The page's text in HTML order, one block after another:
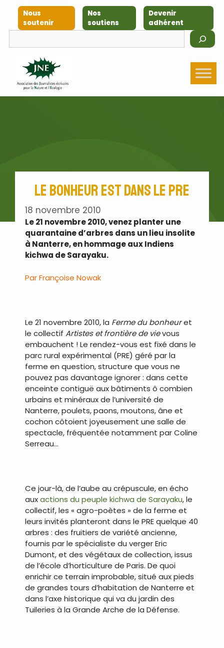
contenu
Nous
soutenir
Nos
soutiens
Devenir
adhérent
Le bonheur est dans le PRE
18 novembre 2010
Le 21 novembre 2010, venez planter une
quarantaine d’arbres dans un lieu insolite
à Nanterre, en hommage aux Indiens
kichwa de Sarayaku.
Par Françoise Nowak
Le 21 novembre 2010, la Ferme du bonheuret
le collectif Artistes et frontière de vievous
embauchent ! Le rendez-vous est fixé dans le
parc rural expérimental (PRE) géré par la
ferme en question, structure que vous ne
pouvez pas davantage ignorer : dans cette
enceinte contiguë aux bâtiments ô combien
urbains et minéraux de l’université de
Nanterre, poulets, paons, moutons, âne et
cochon côtoient joyeusement une salle de
spectacle, fréquentée notamment par Coline
Serreau…
Ce jour-là, de l’aube au crépuscule, en écho
auxactions du peuple kichwa de Sarayaku, le
collectif, les « agro-poètes » de la ferme et
leurs invités planteront dans le PRE quelque 40
arbres : des fruitiers de variété ancienne,
fournis par le spécialiste du verger Eric
Dumont, et des végétaux de collection, issus
de l’école d’horticulture de Paris. De quoi
enrichir ce terrain improbable, situé aux pieds
de grandes tours d’habitation de Nanterre et
dans l’axe historique qui va du jardin des
Tuileries à la Grande Arche de la Défense.